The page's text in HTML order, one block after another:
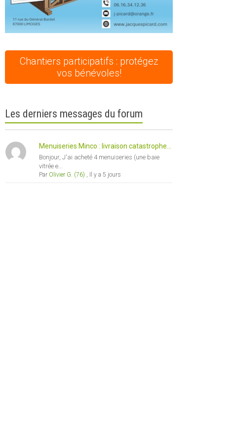
Office 365 Outlook Live
Chantiers participatifs : protégez
vos bénévoles!
Les derniers messages du forum
Menuiseries Minco : livraison catastrophe...
Bonjour, J'ai acheté 4 menuiseries (une baie
vitrée e...
Par Olivier G. (76) Il y a 5 jours